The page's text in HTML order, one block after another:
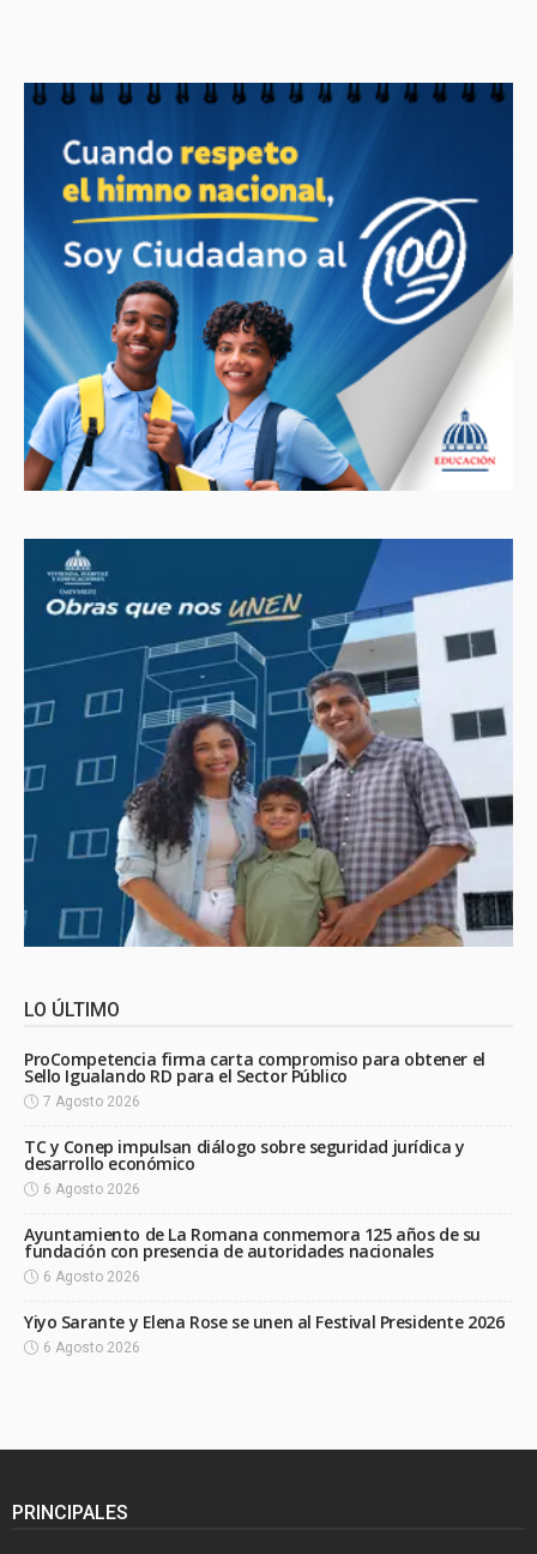
LO ÚLTIMO
ProCompetencia firma carta compromiso para obtener el
Sello Igualando RD para el Sector Público
7 Agosto 2026
TC y Conep impulsan diálogo sobre seguridad jurídica y
desarrollo económico
6 Agosto 2026
Ayuntamiento de La Romana conmemora 125 años de su
fundación con presencia de autoridades nacionales
6 Agosto 2026
Yiyo Sarante y Elena Rose se unen al Festival Presidente 2026
6 Agosto 2026
PRINCIPALES